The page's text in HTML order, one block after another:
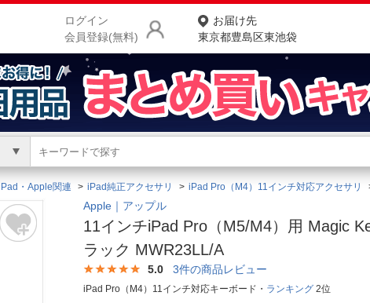
ログイン
会員登録(無料)
お届け先
東京都豊島区東池袋
商品をさがす
ランキングからさがす
お客様サポート
・Apple関連 iPad純正アクセサリ iPad Pro（M4）11インチ対応アクセサリ
Apple｜アップル
11インチiPad Pro（M5/M4）用 Magic
ラック MWR23LL/A
5.0 3件の商品レビュー
iPad Pro（M4）11インチ対応キーボード・ ランキング 2位